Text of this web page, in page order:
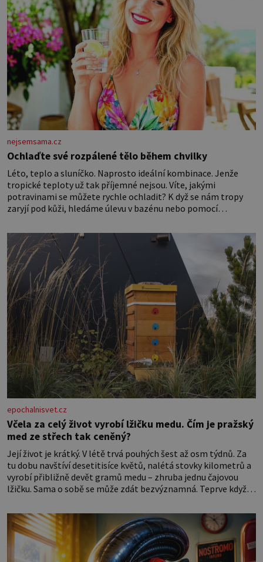
nejsemsama.cz
Ochlaďte své rozpálené tělo během chvilky
Léto, teplo a sluníčko. Naprosto ideální kombinace. Jenže
tropické teploty už tak příjemné nejsou. Víte, jakými
potravinami se můžete rychle ochladit? K dyž se nám tropy
zaryjí pod kůži, hledáme úlevu v bazénu nebo pomocí
Nemusíte však zoufat. Pokud budete mít promyšlený
jídelníček, žadné pařáky si na vás
epochalnisvet.cz
Včela za celý život vyrobí lžičku medu. Čím je pražský
med ze střech tak ceněný?
Její život je krátký. V létě trvá pouhých šest až osm týdnů. Za
tu dobu navštíví desetitisíce květů, nalétá stovky kilometrů a
vyrobí přibližně devět gramů medu – zhruba jednu čajovou
lžičku. Sama o sobě se může zdát bezvýznamná. Teprve když
vznikne jeden z nejdokonalejších organismů